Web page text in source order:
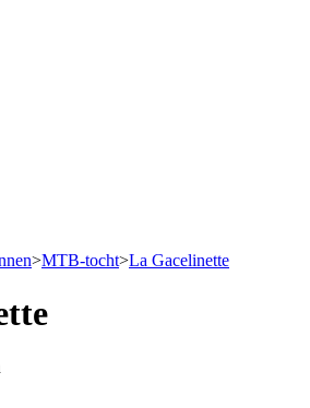
>MTB-tocht>La Gacelinette